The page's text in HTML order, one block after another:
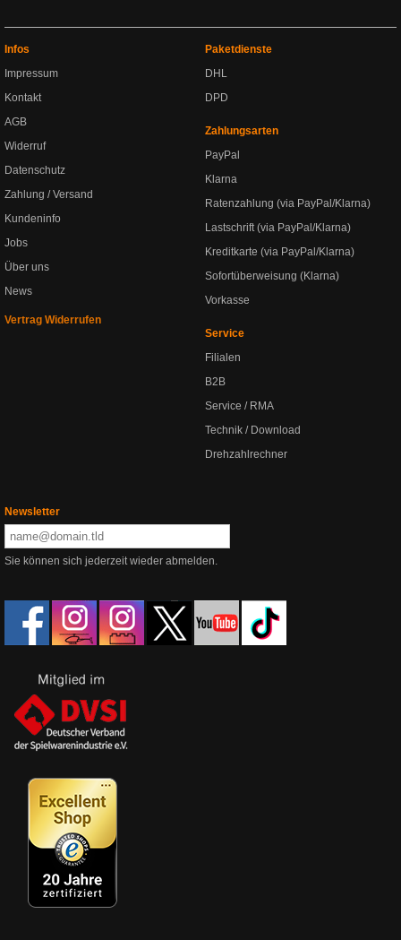
Infos
Impressum
Kontakt
AGB
Widerruf
Datenschutz
Zahlung / Versand
Kundeninfo
Jobs
Über uns
News
Vertrag Widerrufen
Paketdienste
DHL
DPD
Zahlungsarten
PayPal
Klarna
Ratenzahlung (via PayPal/Klarna)
Lastschrift (via PayPal/Klarna)
Kreditkarte (via PayPal/Klarna)
Sofortüberweisung (Klarna)
Vorkasse
Service
Filialen
B2B
Service / RMA
Technik / Download
Drehzahlrechner
Newsletter
Sie können sich jederzeit wieder abmelden.